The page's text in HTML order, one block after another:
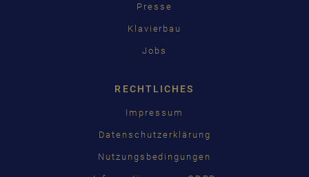
Presse
Klavierbau
Jobs
RECHTLICHES
Impressum
Datenschutzerklärung
Nutzungsbedingungen